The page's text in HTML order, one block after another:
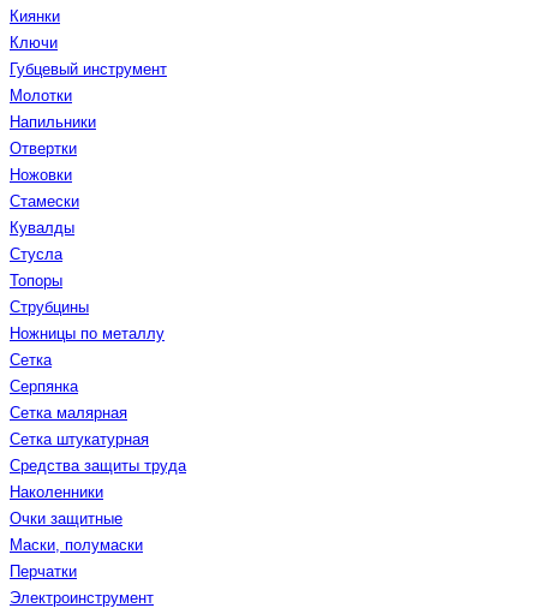
Киянки
Ключи
Губцевый инструмент
Молотки
Напильники
Отвертки
Ножовки
Стамески
Кувалды
Стусла
Топоры
Струбцины
Ножницы по металлу
Сетка
Серпянка
Сетка малярная
Сетка штукатурная
Средства защиты труда
Наколенники
Очки защитные
Маски, полумаски
Перчатки
Электроинструмент